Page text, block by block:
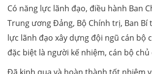
Có năng lực lãnh đạo, điều hành Ban
Trung ương Đảng, Bộ Chính trị, Ban Bí
lực lãnh đạo xây dựng đội ngũ cán bộ
đặc biệt là người kế nhiệm, cán bộ chủ